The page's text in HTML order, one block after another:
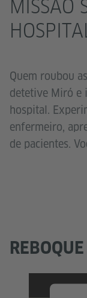
MISSÃO
Quem roubou
detetive Miró e
hospital.
enfermeiro,
de pacientes.
REBOQUE